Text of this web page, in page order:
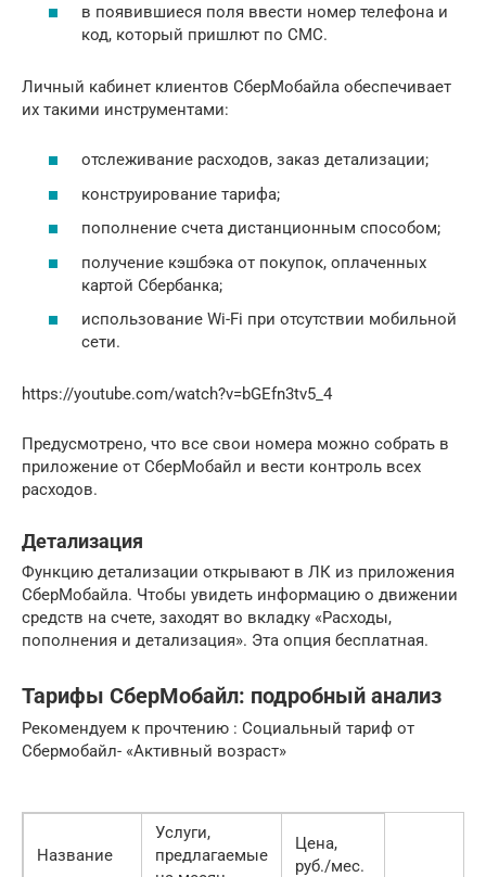
в появившиеся поля ввести номер телефона и
код, который пришлют по СМС.
Личный кабинет клиентов СберМобайла обеспечивает
их такими инструментами:
отслеживание расходов, заказ детализации;
конструирование тарифа;
пополнение счета дистанционным способом;
получение кэшбэка от покупок, оплаченных
картой Сбербанка;
использование Wi-Fi при отсутствии мобильной
сети.
https://youtube.com/watch?v=bGEfn3tv5_4
Предусмотрено, что все свои номера можно собрать в
приложение от СберМобайл и вести контроль всех
расходов.
Детализация
Функцию детализации открывают в ЛК из приложения
СберМобайла. Чтобы увидеть информацию о движении
средств на счете, заходят во вкладку «Расходы,
пополнения и детализация». Эта опция бесплатная.
Тарифы СберМобайл: подробный анализ
Рекомендуем к прочтению : Социальный тариф от
Сбермобайл- «Активный возраст»
Название
Услуги,
предлагаемые
Цена,
руб./мес.